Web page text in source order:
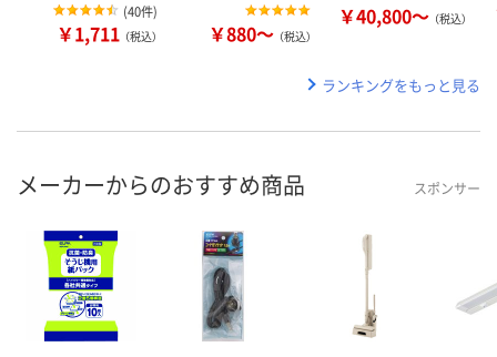
(40件)
￥1,711 （税込） ￥880～ （税込）
￥40,800～ （税込）
ランキングをもっと見る
メーカーからのおすすめ商品 スポンサー